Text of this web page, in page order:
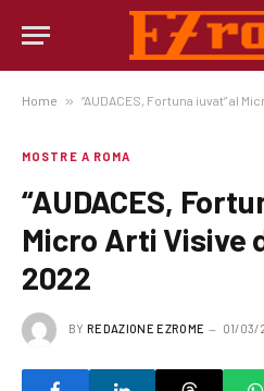
Home » “AUDACES, Fortuna iuvat” al
MOSTRE A ROMA
“AUDACES,
Micro Arti Visive
2022
BY REDAZIONE EZROME 01/03/